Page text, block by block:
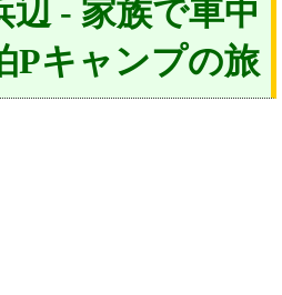
- 家族で車中
Pキャンプの旅